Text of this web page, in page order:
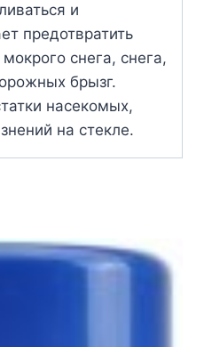
и
предотвратить
снега, снега,
брызг.
насекомых,
на стекле.